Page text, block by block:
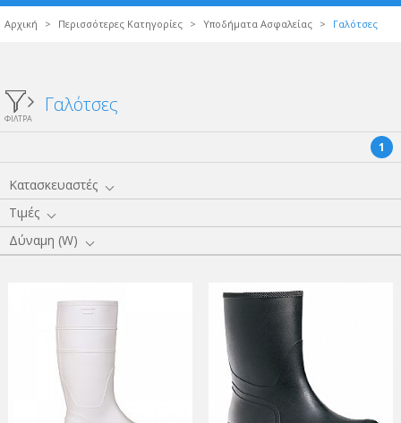
Αρχική > Περισσότερες Κατηγορίες > Υποδήματα Ασφαλείας > Γαλότσες
ΦΙΛΤΡΑ
Γαλότσες
1
Κατασκευαστές
Τιμές
Δύναμη (W)